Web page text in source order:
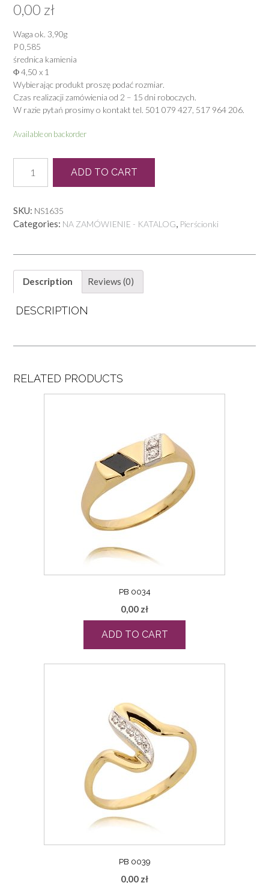
0,00 zł
Waga ok. 3,90g
P 0,585
średnica kamienia
Φ 4,50 x 1
Wybierając produkt proszę podać rozmiar.
Czas realizacji zamówienia od 2 – 15 dni roboczych.
W razie pytań prosimy o kontakt tel. 501 079 427, 517 964 206.
Available on backorder
1373
quantity
ADD TO CART
SKU: NS1635
Categories: NA ZAMÓWIENIE - KATALOG, Pierścionki
Description Reviews (0)
DESCRIPTION
RELATED PRODUCTS
PB 0034
0,00 zł
ADD TO CART
PB 0039
0,00 zł